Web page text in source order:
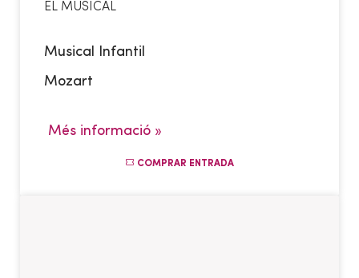
EL MUSICAL
Musical Infantil
Mozart
Més informació »
COMPRAR ENTRADA